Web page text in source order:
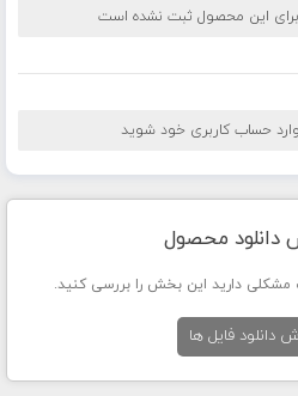
این محصول ثبت نشده است
حساب کاربری خود شوید
دانلود محصول
مشکلی دارید این بخش را بررسی کنید.
دانلود فایل ها